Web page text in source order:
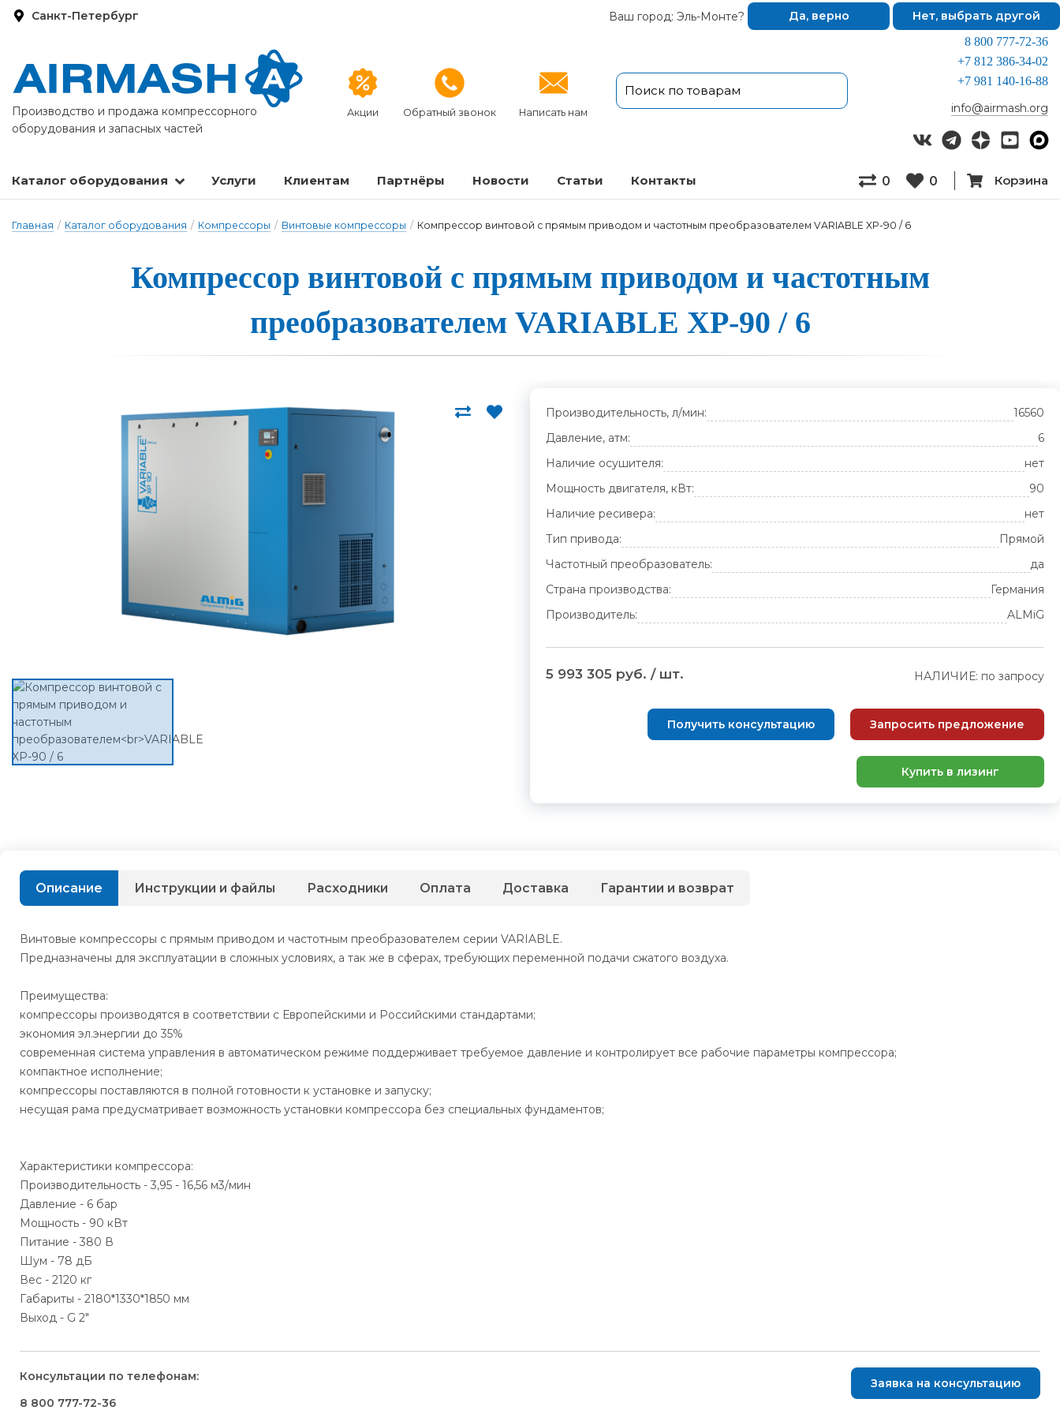
Санкт-Петербург Ваш город: Эль-Монте? Да, верно Нет, выбрать другой
Производство и продажа компрессорного
оборудования и запасных частей
Акции Обратный звонок Написать нам
8 800 777-72-36
+7 812 386-34-02
+7 981 140-16-88
info@airmash.org
Каталог оборудования Услуги Клиентам Партнёры Новости Статьи Кон­так­ты 0 0 Корзина
Главная / Каталог оборудования / Компрессоры / Винтовые компрессоры / Компрессор винтовой с прямым приводом и частотным преобразователем VARIABLE XP-90 / 6
Компрессор вин­то­вой с пря­мым при­во­дом и час­тотным
пре­об­ра­зо­ва­те­лем VARIABLE XP-90 / 6
Производительность, л/мин:
16560
Давление, атм:
6
Наличие осушителя:
нет
Мощность двигателя, кВт:
90
Наличие ресивера:
нет
Тип привода:
Прямой
Частотный преобразователь:
да
Страна производства:
Германия
Производитель:
ALMiG
5 993 305 руб. / шт. НАЛИЧИЕ: по запросу
Получить консультацию Запросить предложение
Купить в лизинг
Описание
Винтовые компрессоры с прямым приводом и частотным преобразователем серии VARIABLE.
Предназначены для эксплуатации в сложных условиях, а так же в сферах, требующих переменной подачи сжатого воздуха.
Преимущества:
компрессоры производятся в соответствии с Европейскими и Российскими стандартами;
экономия эл.энергии до 35%
современная система управления в автоматическом режиме поддерживает требуемое давление и контролирует все рабочие параметры компрессора;
компактное исполнение;
компрессоры поставляются в полной готовности к установке и запуску;
несущая рама предусматривает возможность установки компрессора без специальных фундаментов;
Характеристики компрессора:
Производительность - 3,95 - 16,56 м3/мин
Давление - 6 бар
Мощность - 90 кВт
Питание - 380 В
Шум - 78 дБ
Вес - 2120 кг
Габариты - 2180*1330*1850 мм
Выход - G 2"
Инструкции и файлы Расходники Оплата Доставка Гарантии и возврат
Консультации по телефонам:
8 800 777-72-36
Заявка на консультацию